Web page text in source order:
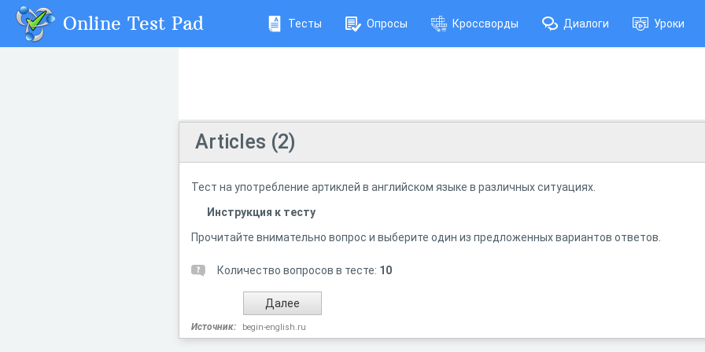
Online Test Pad Тесты Опросы Кроссворды Диалоги Уроки
Articles (2)
Тест на употребление артиклей в английском языке в различных ситуациях.
Инструкция к тесту
Прочитайте внимательно вопрос и выберите один из предложенных вариантов ответов.
Количество вопросов в тесте: 10
Источник: begin-english.ru